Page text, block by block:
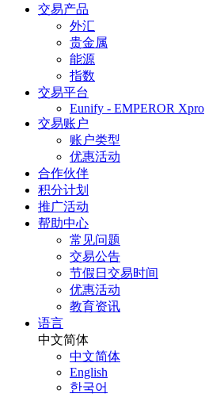
交易产品
外汇
贵金属
能源
指数
交易平台
Eunify - EMPEROR Xpro
交易账户
账户类型
优惠活动
合作伙伴
积分计划
推广活动
帮助中心
常见问题
交易公告
节假日交易时间
优惠活动
教育资讯
语言
中文简体
中文简体
English
한국어